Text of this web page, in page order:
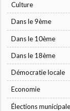
Culture
Dans le 9ème
Dans le 10ème
Dans le 18ème
Démocratie locale
Economie
Élections